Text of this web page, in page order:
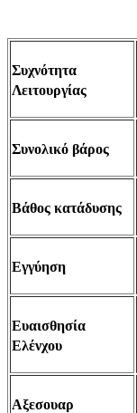
Συχνότητα
Λειτουργίας
Συνολικό βάρος
Βάθος κατάδυσης
Εγγύηση
Ευαισθησία
Ελένχου
Αξεσουαρ